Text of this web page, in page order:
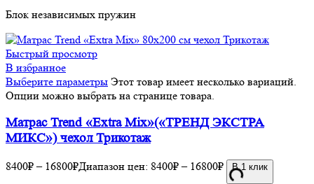
Блок независимых пружин
Быстрый просмотр
В избранное
Выберите параметры Этот товар имеет несколько вариаций.
Опции можно выбрать на странице товара.
Матрас Trend «Extra Mix»(«ТРЕНД ЭКСТРА
МИКС») чехол Трикотаж
8400₽ – 16800₽Диапазон цен: 8400₽ – 16800₽ В 1 клик